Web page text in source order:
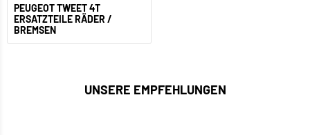
PEUGEOT TWEET 4T
ERSATZTEILE RÄDER /
BREMSEN
UNSERE EMPFEHLUNGEN